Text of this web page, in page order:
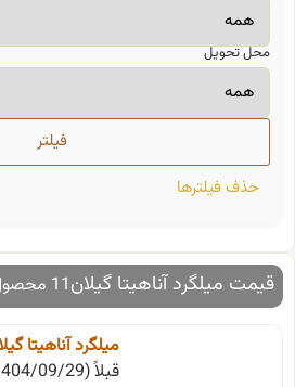
محل تحویل
حذف فیلترها
قیمت میلگرد آناهیتا گیلان11 محصول
میلگرد آناهیتا گیلان
قبلاً (1404/09/29)